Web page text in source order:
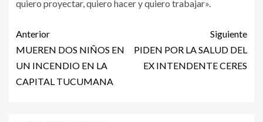
quiero proyectar, quiero hacer y quiero trabajar».
Anterior
MUEREN DOS NIÑOS EN
UN INCENDIO EN LA
CAPITAL TUCUMANA
Siguiente
PIDEN POR LA SALUD DEL
EX INTENDENTE CERES